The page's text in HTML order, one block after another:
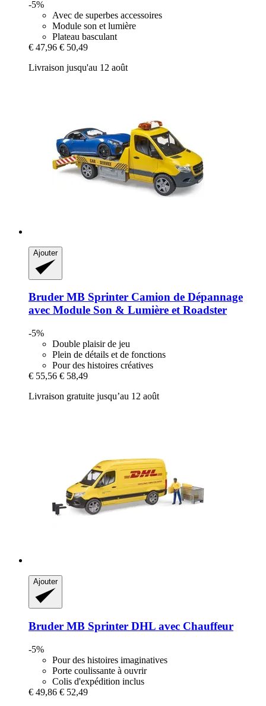
-5%
Avec de superbes accessoires
Module son et lumière
Plateau basculant
€ 47,96 € 50,49
Livraison jusqu'au 12 août
Ajouter
Bruder MB Sprinter Camion de Dépannage
avec Module Son & Lumière et Roadster
-5%
Double plaisir de jeu
Plein de détails et de fonctions
Pour des histoires créatives
€ 55,56 € 58,49
Livraison gratuite jusqu’au 12 août
Ajouter
Bruder MB Sprinter DHL avec Chauffeur
-5%
Pour des histoires imaginatives
Porte coulissante à ouvrir
Colis d'expédition inclus
€ 49,86 € 52,49